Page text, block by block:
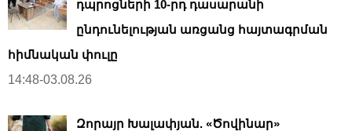
դպրոցների 10-րդ դասարանի
ընդունելության առցանց հայտագրման
հիմնական փուլը
14:48-03.08.26
Զորայր Խալափյան. «Ծովինար»